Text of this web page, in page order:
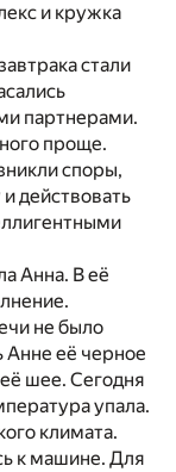
и кружка
стали
партнерами.
проще.
споры,
действовать
Анна. В её
не было
Анне её черное
шее. Сегодня
упала.
климата.
к машине. Для